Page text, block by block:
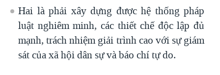
Hai là phải xây dựng được hệ thống pháp
luật nghiêm minh, các thiết chế độc lập đủ
mạnh, trách nhiệm giải trình cao với sự giám
sát của xã hội dân sự và báo chí tự do.